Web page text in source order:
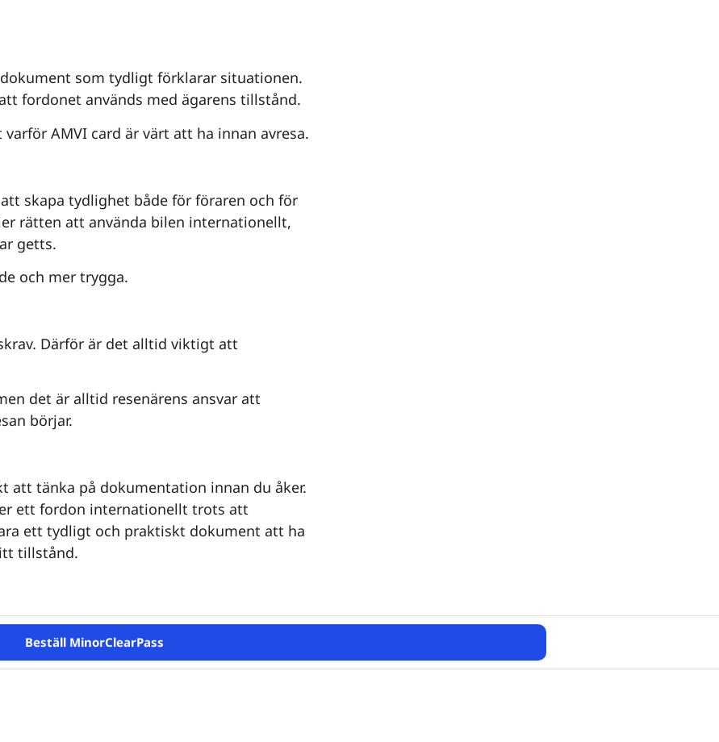
som tydligt förklarar situationen.
fordonet används med ägarens tillstånd.
AMVI card är värt att ha innan avresa.
skapa tydlighet både för föraren och för
rätten att använda bilen internationellt,
getts.
och mer trygga.
Därför är det alltid viktigt att
det är alltid resenärens ansvar att
börjar.
att tänka på dokumentation innan du åker.
ett fordon internationellt trots att
ett tydligt och praktiskt dokument att ha
tillstånd.
Beställ MinorClearPass